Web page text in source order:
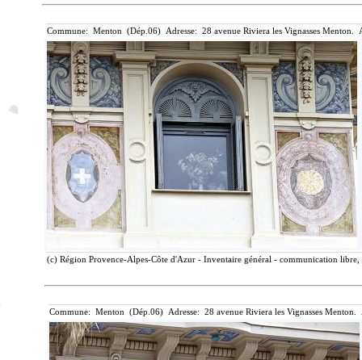
Commune: Menton (Dép.06) Adresse: 28 avenue Riviera les Vignasses
(c) Région Provence-Alpes-Côte d'Azur - Inventaire général - communication
Commune: Menton (Dép.06) Adresse: 28 avenue Riviera les Vignasses